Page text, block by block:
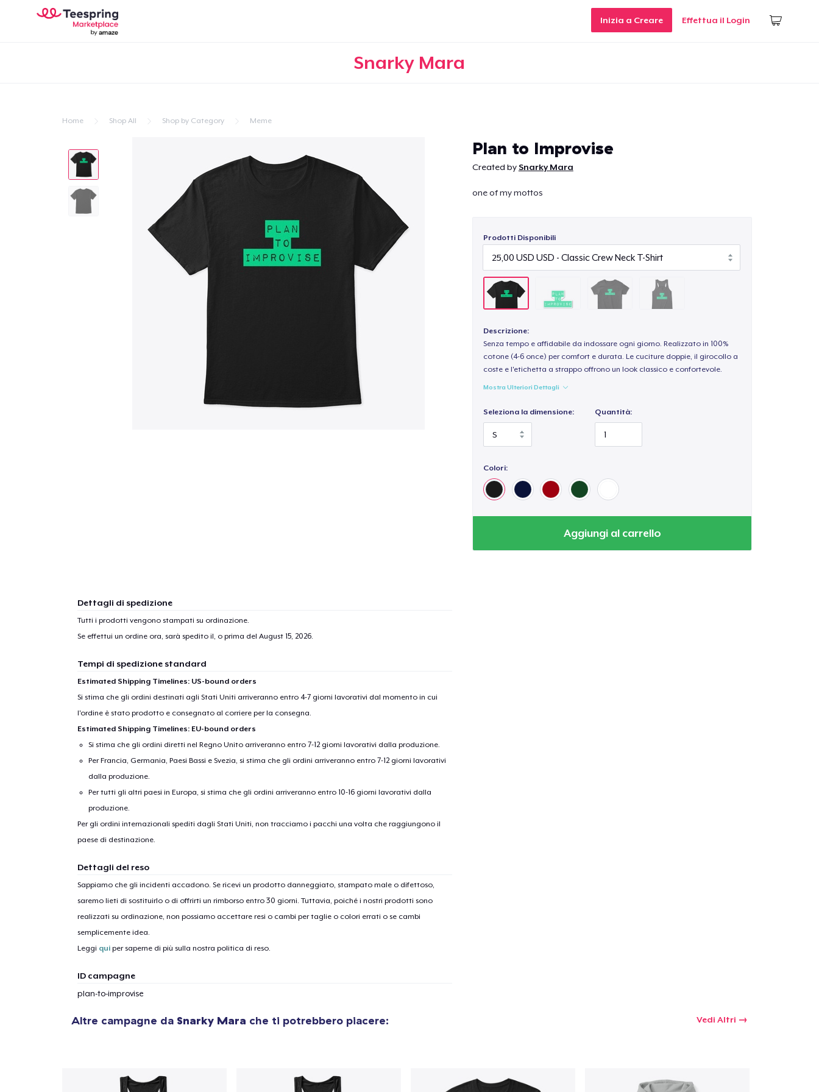
Inizia a Creare Effettua il Login
Snarky Mara
Home Shop All Shop by Category Meme
Plan to Improvise
Created bySnarky Mara
one of my mottos
Prodotti Disponibili
Descrizione:
Senza tempo e affidabile da indossare ogni giorno. Realizzato in 100%
cotone (4-6 once) per comfort e durata. Le cuciture doppie, il girocollo a
coste e l'etichetta a strappo offrono un look classico e confortevole.
Mostra Ulteriori Dettagli
Seleziona la dimensione: Quantità:
Colori:
Aggiungi al carrello
Dettagli di spedizione
Tutti i prodotti vengono stampati su ordinazione.
Se effettui un ordine ora, sarà spedito il, o prima del August 15, 2026.
Tempi di spedizione standard
Estimated Shipping Timelines: US-bound orders
Si stima che gli ordini destinati agli Stati Uniti arriveranno entro 4-7 giorni lavorativi dal momento in cui
l'ordine è stato prodotto e consegnato al corriere per la consegna.
Estimated Shipping Timelines: EU-bound orders
Si stima che gli ordini diretti nel Regno Unito arriveranno entro 7-12 giorni lavorativi dalla produzione.
Per Francia, Germania, Paesi Bassi e Svezia, si stima che gli ordini arriveranno entro 7-12 giorni lavorativi
dalla produzione.
Per tutti gli altri paesi in Europa, si stima che gli ordini arriveranno entro 10-16 giorni lavorativi dalla
produzione.
Per gli ordini internazionali spediti dagli Stati Uniti, non tracciamo i pacchi una volta che raggiungono il
paese di destinazione.
Dettagli del reso
Sappiamo che gli incidenti accadono. Se ricevi un prodotto danneggiato, stampato male o difettoso,
saremo lieti di sostituirlo o di offrirti un rimborso entro 30 giorni. Tuttavia, poiché i nostri prodotti sono
realizzati su ordinazione, non possiamo accettare resi o cambi per taglie o colori errati o se cambi
semplicemente idea.
Leggi quiper saperne di più sulla nostra politica di reso.
ID campagne
plan-to-improvise
Altre campagne da Snarky Mara che ti potrebbero piacere: Vedi Altri